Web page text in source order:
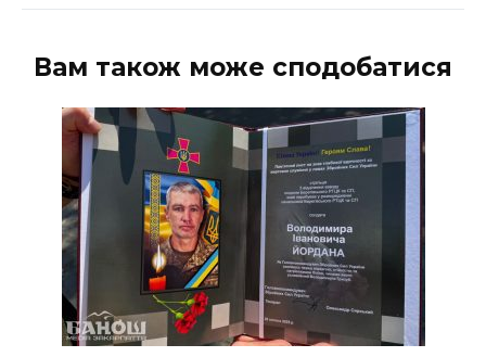
Вам також може сподобатися